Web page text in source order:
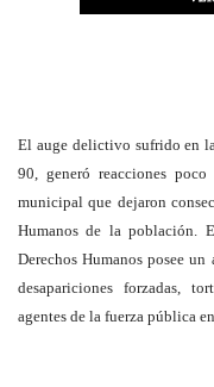
El auge delictivo sufrido en
90, generó reacciones
municipal que dejaron
Humanos de la población.
Derechos Humanos posee
desapariciones forzadas,
agentes de la fuerza pública